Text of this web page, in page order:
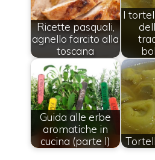
Ricette pasquali,
agnello farcito alla
toscana
I
Guida alle erbe
aromatiche in
cucina (parte I)